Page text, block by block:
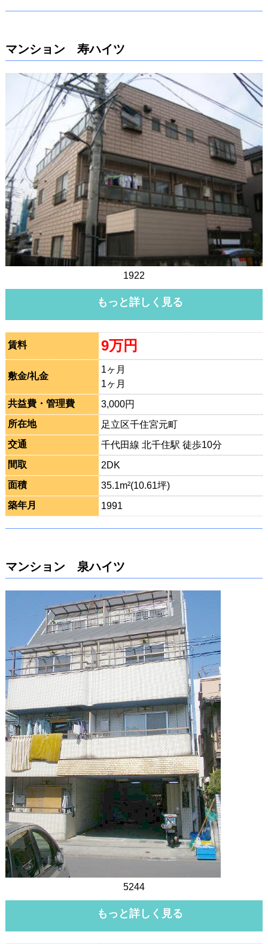
マンション 寿ハイツ
1922
もっと詳しく見る
賃料 9万円
敷金/礼金
1ヶ月
1ヶ月
共益費・管理費
3,000円
所在地
足立区千住宮元町
交通
千代田線 北千住駅 徒歩10分
間取
2DK
面積
35.1m²(10.61坪)
築年月
1991
マンション 泉ハイツ
5244
もっと詳しく見る